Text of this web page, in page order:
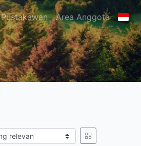
Pustakawan Area Anggota